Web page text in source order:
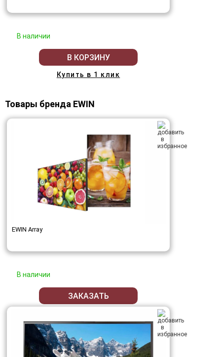
В наличии
В КОРЗИНУ
Купить в 1 клик
Товары бренда EWIN
EWIN Array
В наличии
ЗАКАЗАТЬ